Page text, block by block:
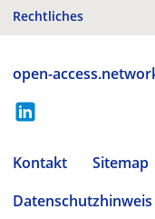
Rechtliches
open-
Kontakt Sitemap
Datenschutzhinweis